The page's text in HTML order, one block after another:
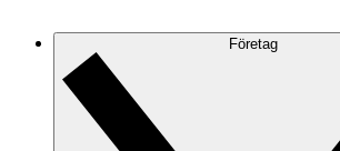
Företag